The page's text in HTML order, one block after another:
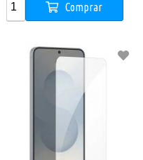
Comprar